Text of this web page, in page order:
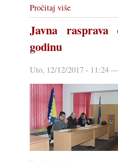
Pročitaj više
Javna
godinu
Uto, 12/12/2017 - 11:24